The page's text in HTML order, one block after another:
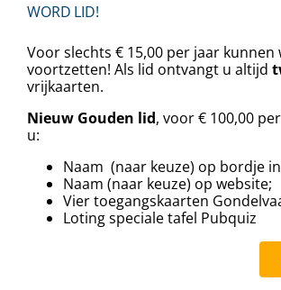
WORD LID!
Voor slechts € 15,00 per jaar
voortzetten! Als lid ontvangt u altijd
vrijkaarten.
Nieuw Gouden lid, voor € 100,00
u:
Naam (naar keuze) op bordje
Naam (naar keuze) op website;
Vier toegangskaarten
⁠⁠Loting speciale tafel Pubquiz